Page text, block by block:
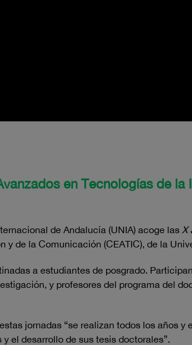
en Tecnologías de
de Andalucía (UNIA) acoge las X
de la Comunicación (CEATIC), de la
a estudiantes de posgrado.
y profesores del programa del
jornadas “se realizan todos los años
el desarrollo de sus tesis doctorales”.